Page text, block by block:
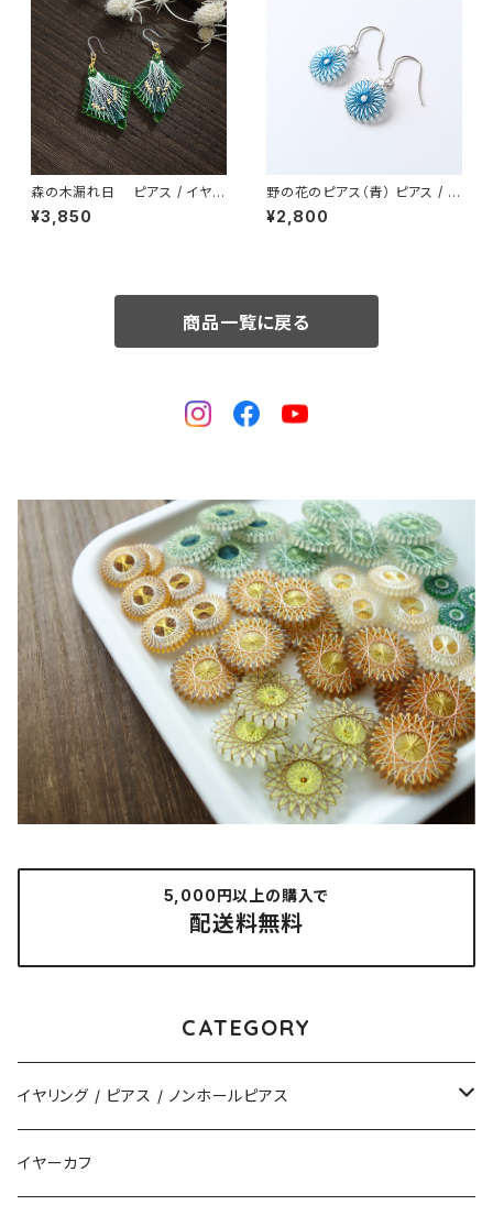
森の木漏れ日 ピアス / イヤリ
ング / ノンホールピアス
¥3,850
野の花のピアス（青） ピアス / ノ
ンホールピアス / イヤリング
¥2,800
商品一覧に戻る
5,000円以上の購入で
配送料無料
CATEGORY
イヤリング / ピアス / ノンホールピアス
揺れるタイプ
イヤーカフ